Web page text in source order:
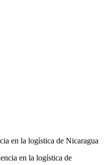
en la logística de Nicaragua